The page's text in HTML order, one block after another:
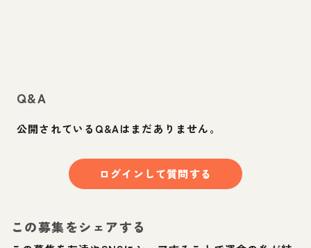
Q&A
公開されているQ&Aはまだありません。
ログインして質問する
この募集をシェアする